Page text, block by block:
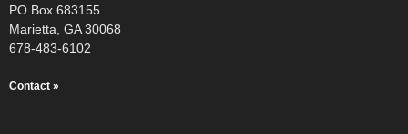
PO Box 683155
Marietta, GA 30068
678-483-6102
Contact »